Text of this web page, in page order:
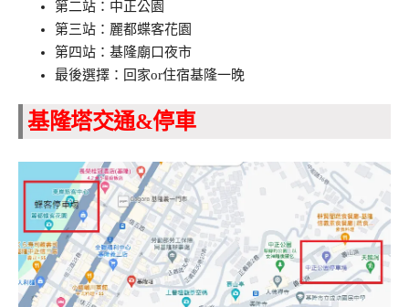
第二站：中正公園
第三站：麗都蝶客花園
第四站：基隆廟口夜市
最後選擇：回家or住宿基隆一晚
基隆塔交通&停車